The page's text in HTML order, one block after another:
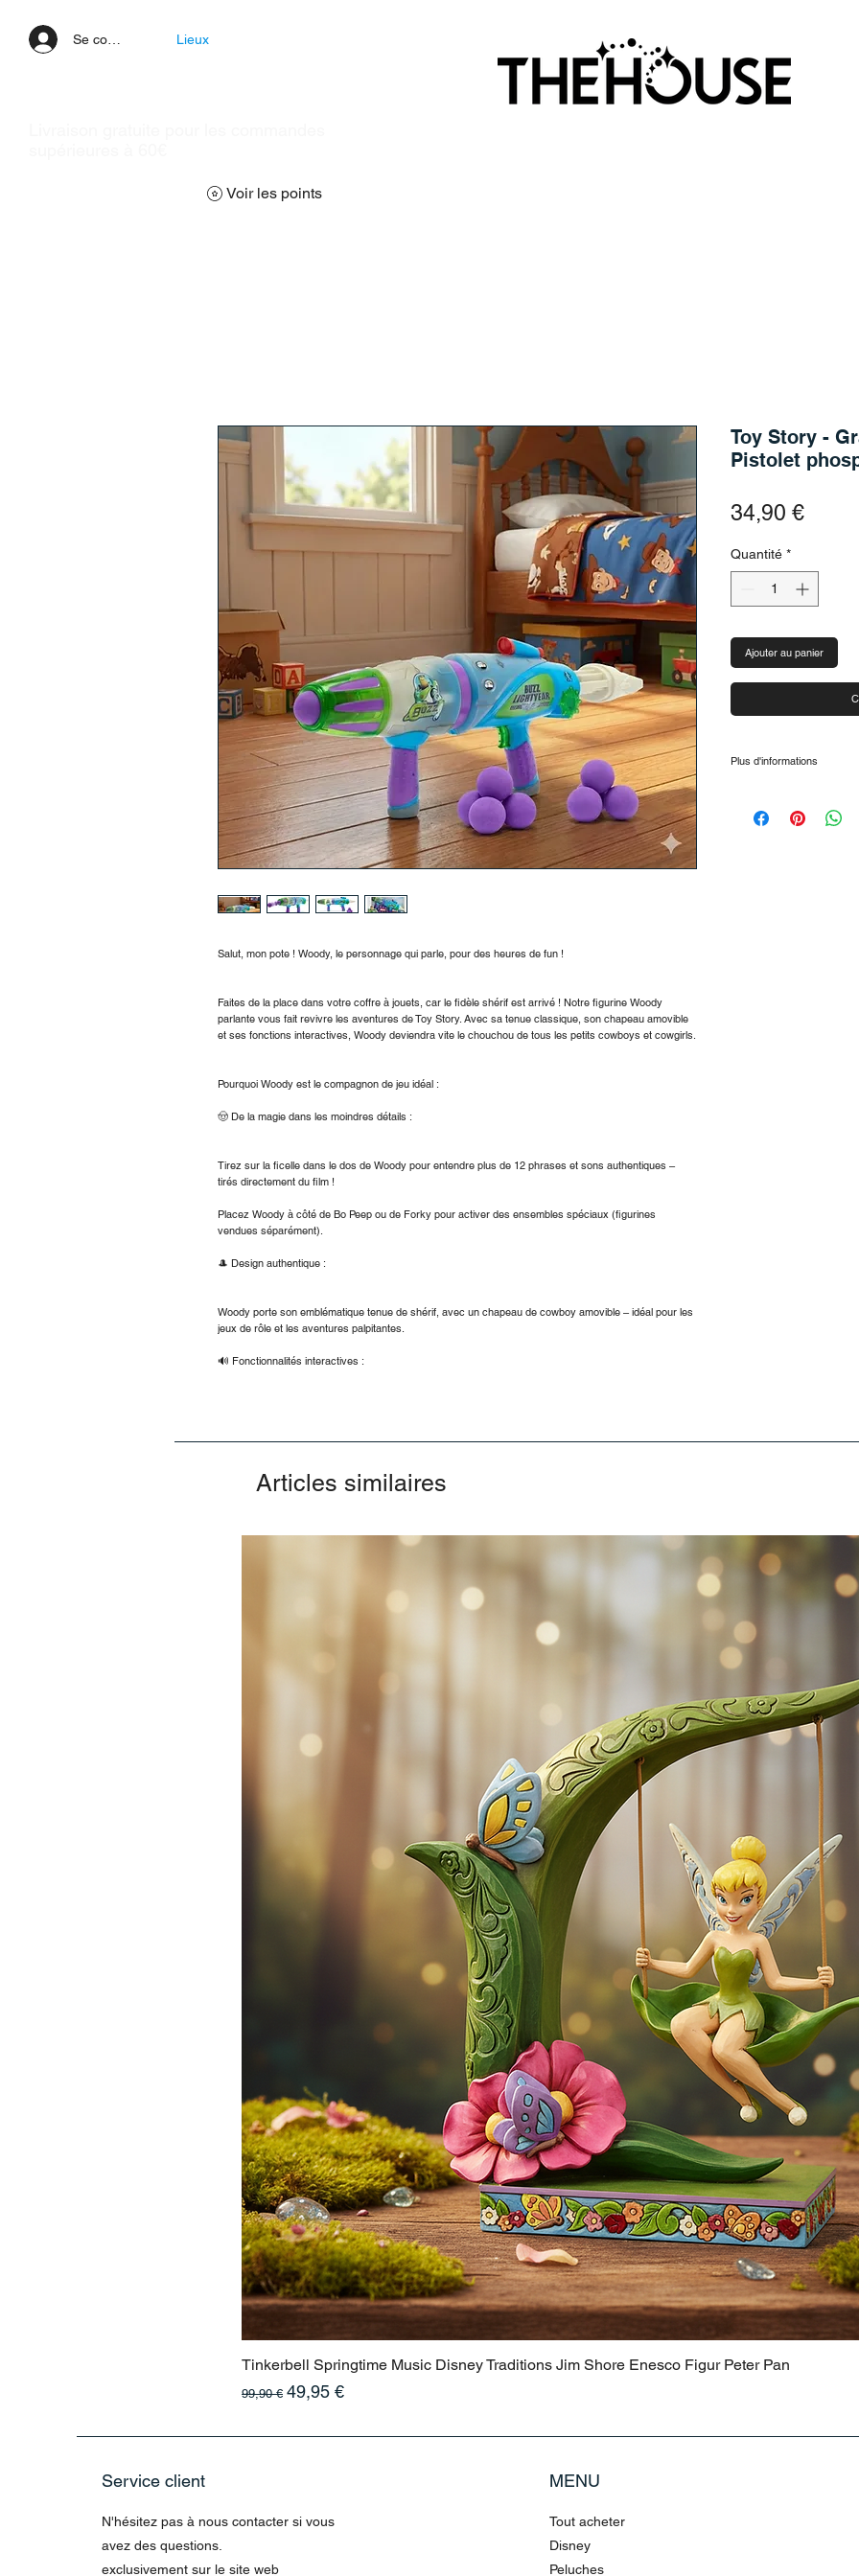
Se connecter Lieux
Voir les points
Salut, mon pote ! Woody, le personnage qui parle, pour des heures de fun !
Faites de la place dans votre coffre à jouets, car le fidèle shérif est arrivé ! Notre figurine Woody
parlante vous fait revivre les aventures de Toy Story. Avec sa tenue classique, son chapeau amovible
et ses fonctions interactives, Woody deviendra vite le chouchou de tous les petits cowboys et cowgirls.
Pourquoi Woody est le compagnon de jeu idéal :
🤠 De la magie dans les moindres détails :
Tirez sur la ficelle dans le dos de Woody pour entendre plus de 12 phrases et sons authentiques –
tirés directement du film !
Placez Woody à côté de Bo Peep ou de Forky pour activer des ensembles spéciaux (figurines
vendues séparément).
🎩 Design authentique :
Woody porte son emblématique tenue de shérif, avec un chapeau de cowboy amovible – idéal pour les
jeux de rôle et les aventures palpitantes.
🔊 Fonctionnalités interactives :
Toy Story -
Pistolet
34,90 €Prix
Quantité *
Ajouter au panier
Plus d'informations
revivez vos scènes
Articles similaires
Tinkerbell Springtime Music Disney Traditions Jim Shore Enesco Figur Peter Pan
Prix original
99,90 € Prix promotionnel
49,95 €
Service client
N'hésitez pas à nous contacter si vous
avez des questions.
exclusivement sur le site web
MENU
Tout acheter
Disney
Peluches